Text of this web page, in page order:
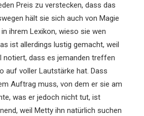
Preis zu verstecken, dass das
hält sie sich auch von Magie
ihrem Lexikon, wieso sie wen
ist allerdings lustig gemacht, weil
notiert, dass es jemanden treffen
auf voller Lautstärke hat. Dass
Auftrag muss, von dem er sie am
was er jedoch nicht tut, ist
weil Metty ihn natürlich suchen